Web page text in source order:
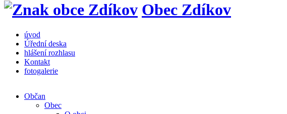
Obec Zdíkov
úvod
Úřední deska
hlášení rozhlasu
Kontakt
fotogalerie
Občan
Obec